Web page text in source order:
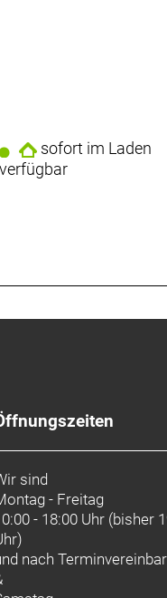
sofort im Laden
verfügbar
sind
- Freitag
- 18:00 Uhr (bisher
nach